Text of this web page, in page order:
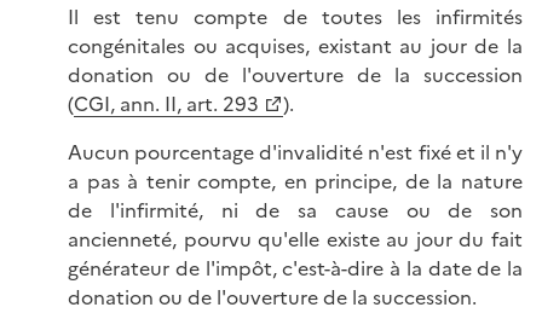
Il est tenu compte de toutes les infirmités
congénitales ou acquises, existant au jour de la
donation ou de l'ouverture de la succession
(CGI, ann. II, art. 293
).
Aucun pourcentage d'invalidité n'est fixé et il n'y
a pas à tenir compte, en principe, de la nature
de l'infirmité, ni de sa cause ou de son
ancienneté, pourvu qu'elle existe au jour du fait
générateur de l'impôt, c'est-à-dire à la date de la
donation ou de l'ouverture de la succession.